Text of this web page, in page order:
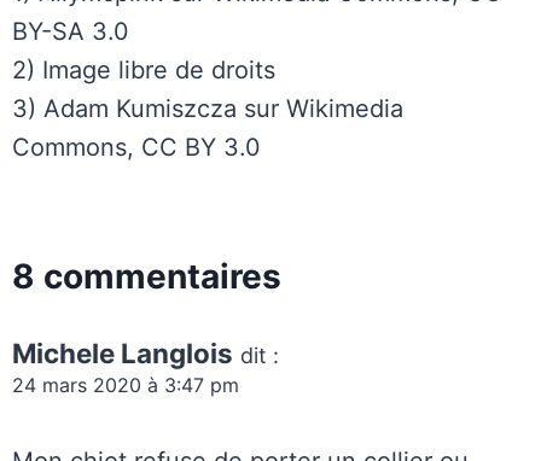
BY-SA 3.0
2) Image libre de droits
3) Adam Kumiszcza sur Wikimedia
Commons, CC BY 3.0
8 commentaires
Michele Langlois dit :
24 mars 2020 à 3:47 pm